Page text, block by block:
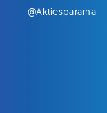
@Aktiespararna